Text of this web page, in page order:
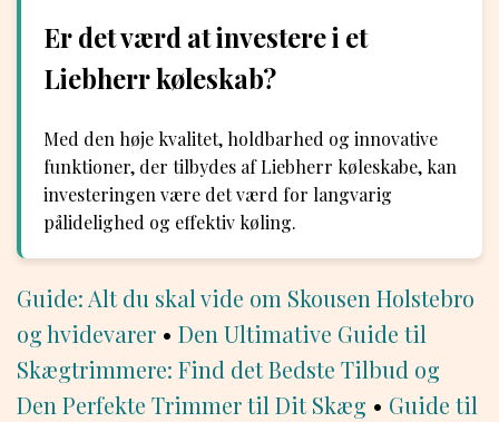
Er det værd at investere i et
Liebherr køleskab?
Med den høje kvalitet, holdbarhed og innovative
funktioner, der tilbydes af Liebherr køleskabe, kan
investeringen være det værd for langvarig
pålidelighed og effektiv køling.
Guide: Alt du skal vide om Skousen Holstebro
og hvidevarer • Den Ultimative Guide til
Skægtrimmere: Find det Bedste Tilbud og
Den Perfekte Trimmer til Dit Skæg • Guide til